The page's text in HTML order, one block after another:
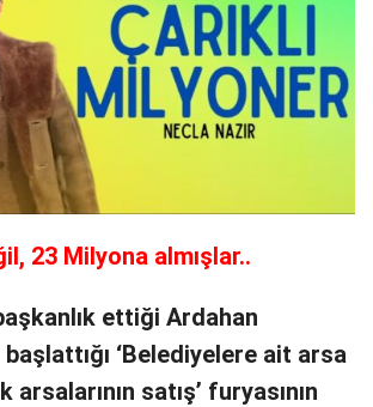
23 Milyona almışlar..
ettiği Ardahan
‘Belediyelere ait arsa
arsalarının satış’ furyasının